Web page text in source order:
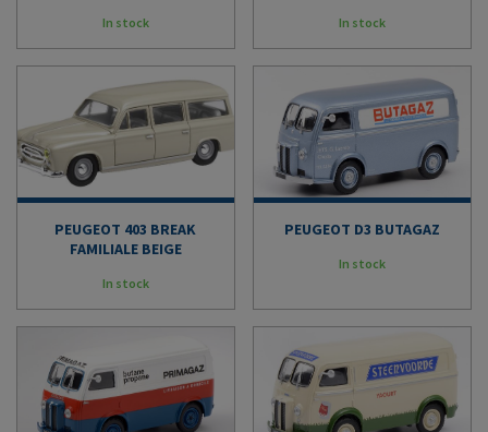
In stock In stock
PEUGEOT 403 BREAK
FAMILIALE BEIGE
In stock
PEUGEOT D3 BUTAGAZ
In stock